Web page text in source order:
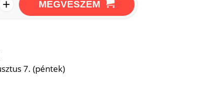
+ MEGVESZEM
7. (péntek)